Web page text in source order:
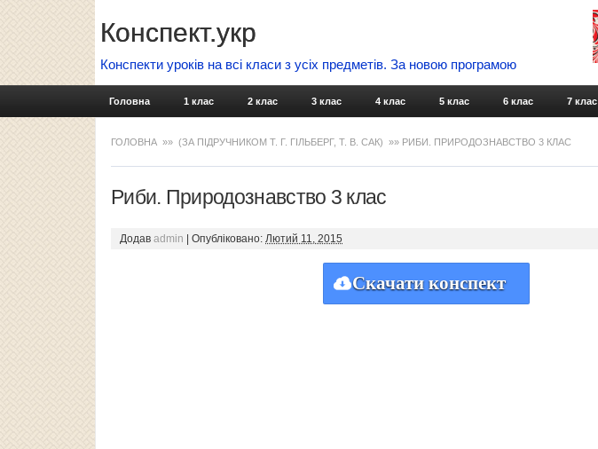
Конспект.укр
Конспекти уроків на всі класи з усіх предметів. За новою програмою
Головна 1 клас 2 клас 3 клас 4 клас 5 клас 6 клас 7 клас
ГОЛОВНА »» (ЗА ПІДРУЧНИКОМ Т. Г. ГІЛЬБЕРГ, Т. В. САК) »» РИБИ. ПРИРОДОЗНАВСТВО 3 КЛАС
Риби. Природознавство 3 клас
Додав admin Опубліковано: Лютий 11, 2015
Скачати конспект